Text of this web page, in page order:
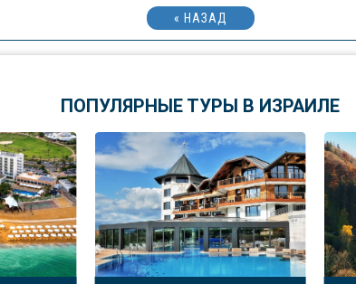
« НАЗАД
ПОПУЛЯРНЫЕ ТУРЫ В ИЗРАИЛЕ